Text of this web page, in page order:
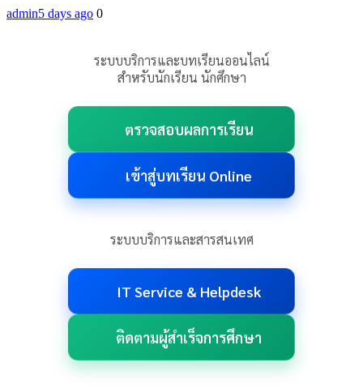
admin5 days ago 0
ระบบบริการและบทเรียนออนไลน์
สำหรับนักเรียน นักศึกษา
ตรวจสอบผลการเรียน
เข้าสู่บทเรียน Online
ระบบบริการและสารสนเทศ
IT Service & Helpdesk
ติดตามผู้สำเร็จการศึกษา